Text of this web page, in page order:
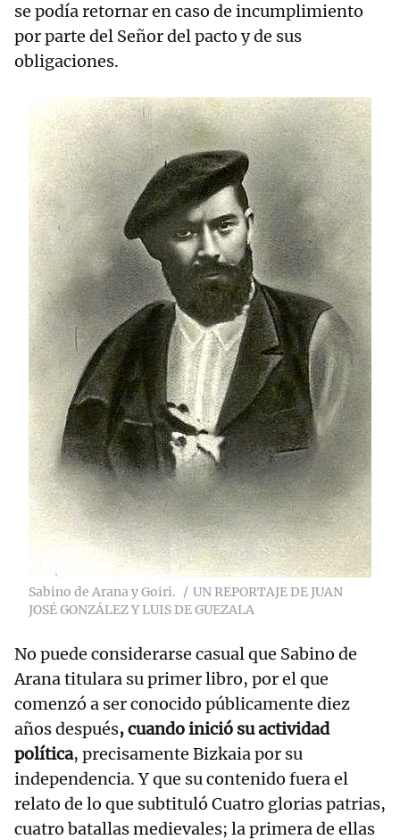
se podía retornar en caso de incumplimiento
por parte del Señor del pacto y de sus
obligaciones.
Sabino de Arana y Goiri.
UN REPORTAJE DE JUAN
JOSÉ GONZÁLEZ Y LUIS DE GUEZALA
No puede considerarse casual que Sabino de
Arana titulara su primer libro, por el que
comenzó a ser conocido públicamente diez
años después, cuando inició su actividad
política, precisamente Bizkaia por su
independencia. Y que su contenido fuera el
relato de lo que subtituló Cuatro glorias patrias,
cuatro batallas medievales; la primera de ellas